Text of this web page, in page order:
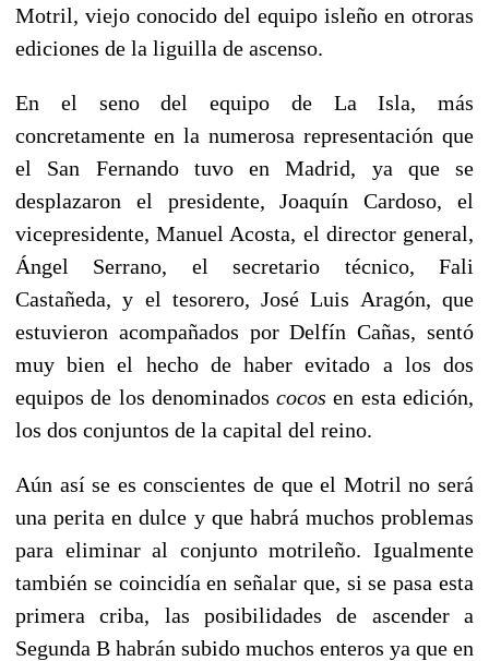
Motril, viejo conocido del equipo isleño en otroras
ediciones de la liguilla de ascenso.
En el seno del equipo de La Isla, más
concretamente en la numerosa representación que
el San Fernando tuvo en Madrid, ya que se
desplazaron el presidente, Joaquín Cardoso, el
vicepresidente, Manuel Acosta, el director general,
Ángel Serrano, el secretario técnico, Fali
Castañeda, y el tesorero, José Luis Aragón, que
estuvieron acompañados por Delfín Cañas, sentó
muy bien el hecho de haber evitado a los dos
equipos de los denominadoscocosen esta edición,
los dos conjuntos de la capital del reino.
Aún así se es conscientes de que el Motril no será
una perita en dulce y que habrá muchos problemas
para eliminar al conjunto motrileño. Igualmente
también se coincidía en señalar que, si se pasa esta
primera criba, las posibilidades de ascender a
Segunda B habrán subido muchos enteros ya que en